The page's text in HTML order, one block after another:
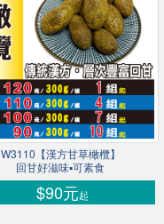
W3110【漢方甘草橄欖】
回甘好滋味▪可素食
$90元起